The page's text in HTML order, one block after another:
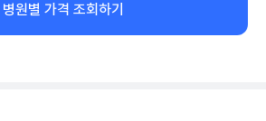
병원별 가격 조회하기